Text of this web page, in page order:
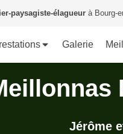
paysagiste-élagueur à Bourg-
Galerie
Jérôme